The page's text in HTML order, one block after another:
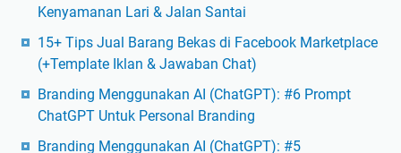
Kenyamanan Lari & Jalan Santai
15+ Tips Jual Barang Bekas di Facebook Marketplace
(+Template Iklan & Jawaban Chat)
Branding Menggunakan AI (ChatGPT): #6 Prompt
ChatGPT Untuk Personal Branding
Branding Menggunakan AI (ChatGPT): #5